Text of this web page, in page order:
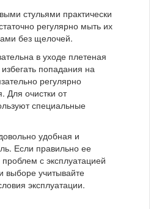
стульями практически
регулярно мыть их
без щелочей.
в уходе плетеная
попадания на
регулярно
Для очистки от
специальные
удобная и
Если правильно ее
с эксплуатацией
выборе учитывайте
эксплуатации.